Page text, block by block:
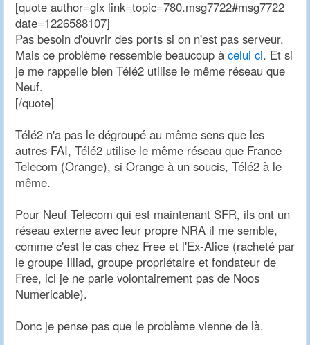
[quote author=glx link=topic=780.msg7722#msg7722
date=1226588107]
Pas besoin d'ouvrir des ports si on n'est pas serveur.
Mais ce problème ressemble beaucoup à celui ci. Et si
je me rappelle bien Télé2 utilise le même réseau que
Neuf.
[/quote]
Télé2 n'a pas le dégroupé au même sens que les
autres FAI, Télé2 utilise le même réseau que France
Telecom (Orange), si Orange à un soucis, Télé2 à le
même.
Pour Neuf Telecom qui est maintenant SFR, ils ont un
réseau externe avec leur propre NRA il me semble,
comme c'est le cas chez Free et l'Ex-Alice (racheté par
le groupe Illiad, groupe propriétaire et fondateur de
Free, ici je ne parle volontairement pas de Noos
Numericable).
Donc je pense pas que le problème vienne de là.